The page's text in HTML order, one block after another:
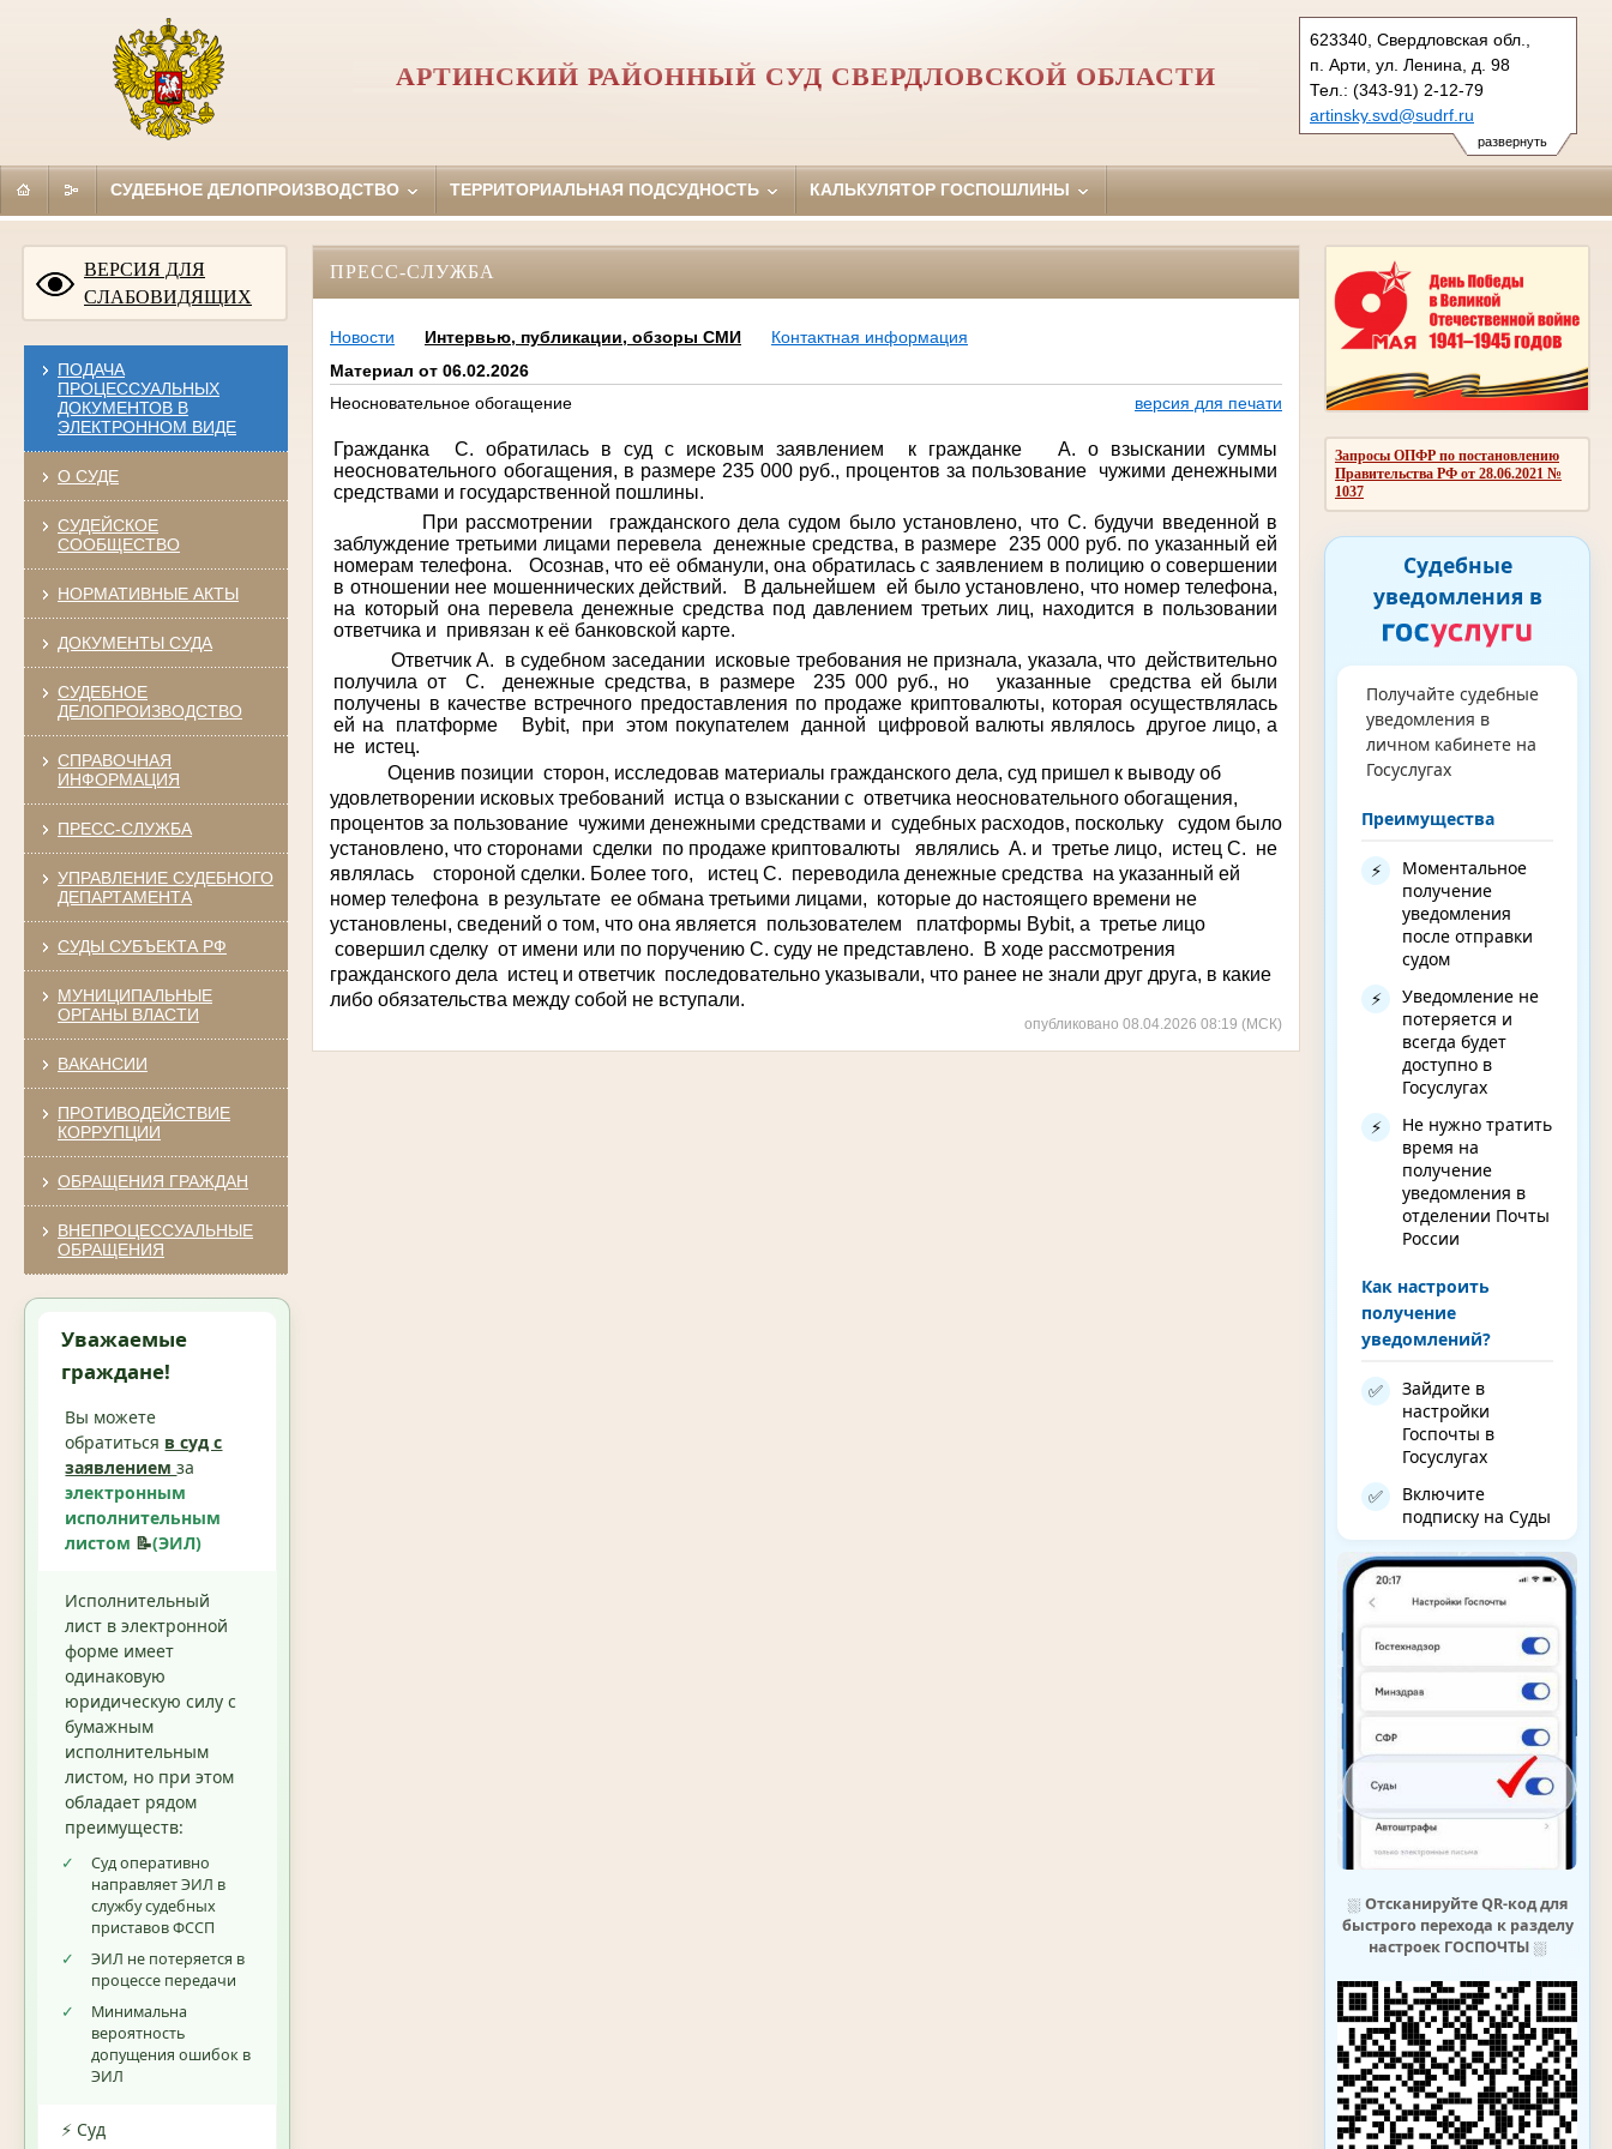
развернуть
623340, Свердловская обл.,
п. Арти, ул. Ленина, д. 98
Тел.: (343-91) 2-12-79
artinsky.svd@sudrf.ru
АРТИНСКИЙ РАЙОННЫЙ СУД СВЕРДЛОВСКОЙ ОБЛАСТИ
СУДЕБНОЕ ДЕЛОПРОИЗВОДСТВО ТЕРРИТОРИАЛЬНАЯ ПОДСУДНОСТЬ КАЛЬКУЛЯТОР ГОСПОШЛИНЫ
ВЕРСИЯ ДЛЯ
СЛАБОВИДЯЩИХ
ПОДАЧА
ПРОЦЕССУАЛЬНЫХ
ДОКУМЕНТОВ В
ЭЛЕКТРОННОМ ВИДЕ
О СУДЕ
СУДЕЙСКОЕ
СООБЩЕСТВО
НОРМАТИВНЫЕ АКТЫ
ДОКУМЕНТЫ СУДА
СУДЕБНОЕ
ДЕЛОПРОИЗВОДСТВО
СПРАВОЧНАЯ
ИНФОРМАЦИЯ
ПРЕСС-СЛУЖБА
УПРАВЛЕНИЕ СУДЕБНОГО
ДЕПАРТАМЕНТА
СУДЫ СУБЪЕКТА РФ
МУНИЦИПАЛЬНЫЕ
ОРГАНЫ ВЛАСТИ
ВАКАНСИИ
ПРОТИВОДЕЙСТВИЕ
КОРРУПЦИИ
ОБРАЩЕНИЯ ГРАЖДАН
ВНЕПРОЦЕССУАЛЬНЫЕ
ОБРАЩЕНИЯ
Уважаемые
граждане!
Вы можете
обратиться в суд с
заявлениемза
электронным
исполнительным
листом 📝(ЭИЛ)
Исполнительный
лист в электронной
форме имеет
одинаковую
юридическую силу с
бумажным
исполнительным
листом, но при этом
обладает рядом
преимуществ:
✓
Суд оперативно
направляет ЭИЛ в
службу судебных
приставов ФССП
✓
ЭИЛ не потеряется в
процессе передачи
✓
Минимальна
вероятность
допущения ошибок в
ЭИЛ
⚡ Суд
Запросы ОПФР по постановлению
Правительства РФ от 28.06.2021 №
1037
Судебные
уведомления в
Получайте судебные
уведомления в
личном кабинете на
Госуслугах
Преимущества
⚡
Моментальное
получение
уведомления
после отправки
судом
⚡
Уведомление не
потеряется и
всегда будет
доступно в
Госуслугах
⚡
Не нужно тратить
время на
получение
уведомления в
отделении Почты
России
Как настроить
получение
уведомлений?
✅
Зайдите в
настройки
Госпочты в
Госуслугах
✅
Включите
подписку на Суды
⛆ Отсканируйте QR-код для
быстрого перехода к разделу
настроек ГОСПОЧТЫ⛆
ПРЕСС-СЛУЖБА
Новости Интервью, публикации, обзоры СМИ
Контактная информация
Материал от 06.02.2026
Неосновательное обогащение
версия для печати
Гражданка С. обратилась в суд с исковым заявлением к гражданке А. о взыскании суммы
неосновательного обогащения, в размере 235 000 руб., процентов за пользование чужими денежными
средствами и государственной пошлины.
При рассмотрении гражданского дела судом было установлено, что С. будучи введенной в
заблуждение третьими лицами перевела денежные средства, в размере 235 000 руб. по указанный ей
номерам телефона. Осознав, что её обманули, она обратилась с заявлением в полицию о совершении
в отношении нее мошеннических действий. В дальнейшем ей было установлено, что номер телефона,
на который она перевела денежные средства под давлением третьих лиц, находится в пользовании
ответчика и привязан к её банковской карте.
Ответчик А. в судебном заседании исковые требования не признала, указала, что действительно
получила от С. денежные средства, в размере 235 000 руб., но указанные средства ей были
получены в качестве встречного предоставления по продаже криптовалюты, которая осуществлялась
ей на платформе
Bybit, при этом покупателем данной цифровой валюты являлось другое лицо, а
не истец.
Оценив позиции сторон, исследовав материалы гражданского дела, суд пришел к выводу об
удовлетворении исковых требований истца о взыскании с ответчика неосновательного обогащения,
процентов за пользование чужими денежными средствами и судебных расходов, поскольку судом было
установлено, что сторонами сделки по продаже криптовалюты являлись А. и третье лицо, истец С. не
являлась стороной сделки. Более того, истец С. переводила денежные средства на указанный ей
номер телефона в результате ее обмана третьими лицами, которые до настоящего времени не
установлены, сведений о том, что она является пользователем платформы Bybit, а третье лицо
совершил сделку от имени или по поручению С. суду не представлено. В ходе рассмотрения
гражданского дела истец и ответчик последовательно указывали, что ранее не знали друг друга, в какие
либо обязательства между собой не вступали.
опубликовано 08.04.2026 08:19 (МСК)